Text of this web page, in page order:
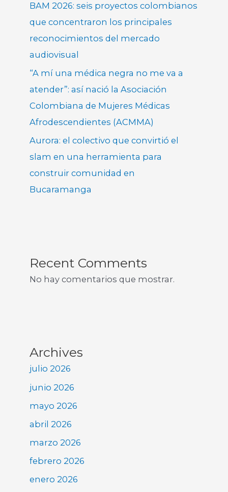
BAM 2026: seis proyectos colombianos
que concentraron los principales
reconocimientos del mercado
audiovisual
“A mí una médica negra no me va a
atender”: así nació la Asociación
Colombiana de Mujeres Médicas
Afrodescendientes (ACMMA)
Aurora: el colectivo que convirtió el
slam en una herramienta para
construir comunidad en
Bucaramanga
Recent Comments
No hay comentarios que mostrar.
Archives
julio 2026
junio 2026
mayo 2026
abril 2026
marzo 2026
febrero 2026
enero 2026